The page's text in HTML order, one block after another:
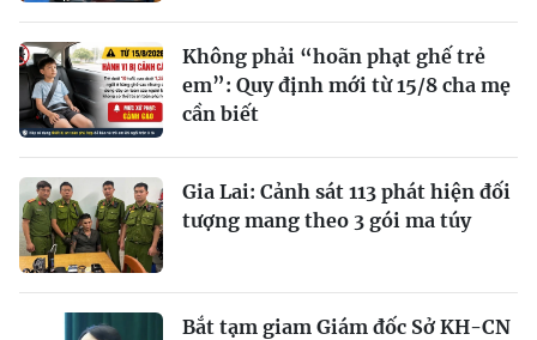
Không phải “hoãn phạt ghế trẻ
em”: Quy định mới từ 15/8 cha mẹ
cần biết
Gia Lai: Cảnh sát 113 phát hiện đối
tượng mang theo 3 gói ma túy
Bắt tạm giam Giám đốc Sở KH-CN